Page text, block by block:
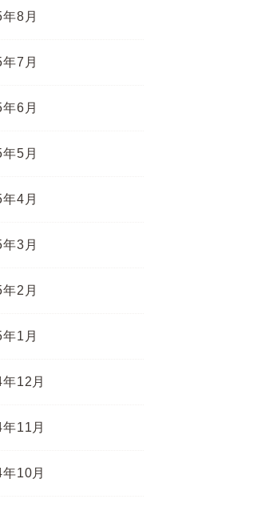
8月
7月
6月
5月
4月
3月
2月
1月
12月
11月
10月